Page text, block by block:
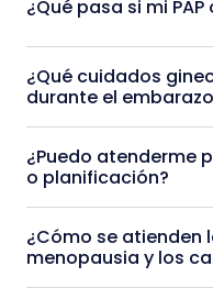
¿Qué pasa si mi
¿Qué cuidados
durante el
¿Puedo atenderme
o planificación?
¿Cómo se atienden
menopausia y los